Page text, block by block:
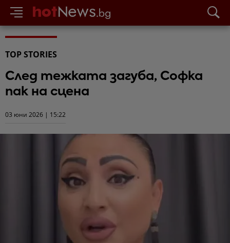
TOP STORIES
След тежката загуба, Софка
пак на сцена
03 юни 2026 | 15:22